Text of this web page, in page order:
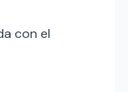
con el